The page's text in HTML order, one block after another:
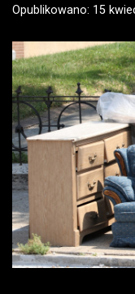
Opublikowano: 15